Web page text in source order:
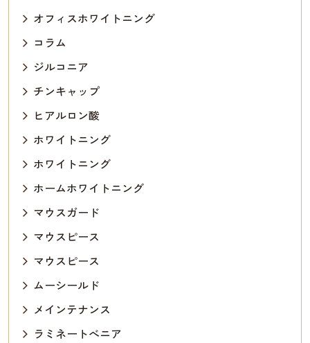
オフィスホワイトニング
コラム
ジルコニア
チンキャップ
ヒアルロン酸
ホワイトニング
ホワイトニング
ホームホワイトニング
マウスガード
マウスピース
マウスピース
ムーシールド
メインテナンス
ラミネートべニア